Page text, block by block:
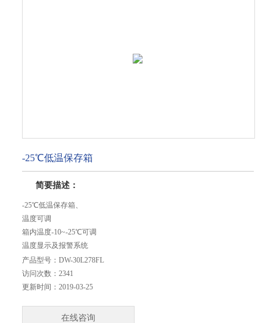
-25℃低温保存箱
简要描述：
-25℃低温保存箱、
温度可调
箱内温度-10~-25℃可调
温度显示及报警系统
微电脑控制，具备温度显示功能和报警系统
门锁设计
门锁设计，疫苗安全存放
产品型号： DW-30L278FL
访问次数： 2341
更新时间： 2019-03-25
在线咨询